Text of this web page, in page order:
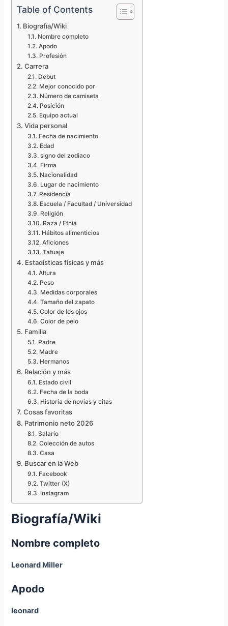
Table of Contents
Biografía/Wiki
Nombre completo
Apodo
Profesión
Carrera
Debut
Mejor conocido por
Número de camiseta
Posición
Equipo actual
Vida personal
Fecha de nacimiento
Edad
signo del zodiaco
Firma
Nacionalidad
Lugar de nacimiento
Residencia
Escuela / Facultad / Universidad
Religión
Raza / Etnia
Hábitos alimenticios
Aficiones
Tatuaje
Estadísticas físicas y más
Altura
Peso
Medidas corporales
Tamaño del zapato
Color de los ojos
Color de pelo
Familia
Padre
Madre
Hermanos
Relación y más
Estado civil
Fecha de la boda
Historia de novias y citas
Cosas favoritas
Patrimonio neto 2026
Salario
Colección de autos
Casa
Buscar en la Web
Facebook
Twitter (X)
Instagram
Biografía/Wiki
Nombre completo
Leonard Miller
Apodo
leonard